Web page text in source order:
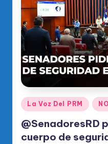
di
c
o
O
fi
ci
al
d
Publicado
en
La Voz Del PRM
@SenadoresRD
cuerpo de